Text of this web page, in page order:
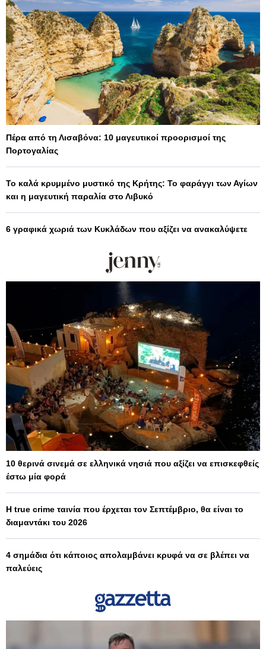
Πέρα από τη Λισαβόνα: 10 μαγευτικοί προορισμοί της
Πορτογαλίας
Το καλά κρυμμένο μυστικό της Κρήτης: Το φαράγγι των Αγίων
και η μαγευτική παραλία στο Λιβυκό
6 γραφικά χωριά των Κυκλάδων που αξίζει να ανακαλύψετε
10 θερινά σινεμά σε ελληνικά νησιά που αξίζει να επισκεφθείς
έστω μία φορά
Η true crime ταινία που έρχεται τον Σεπτέμβριο, θα είναι το
διαμαντάκι του 2026
4 σημάδια ότι κάποιος απολαμβάνει κρυφά να σε βλέπει να
παλεύεις